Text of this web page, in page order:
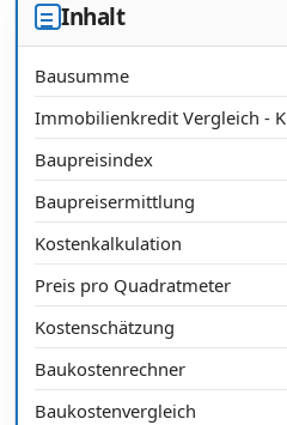
Inhalt
Bausumme
Immobilienkredit Vergleich -
Baupreisindex
Baupreisermittlung
Kostenkalkulation
Preis pro Quadratmeter
Kostenschätzung
Baukostenrechner
Baukostenvergleich